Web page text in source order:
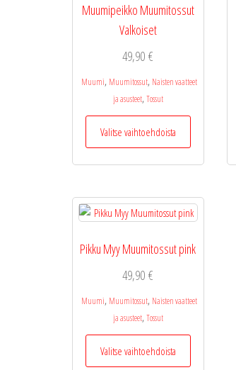
Muumipeikko Muumitossut
Valkoiset
49,90€
Muumi, Muumitossut, Naisten vaatteet
ja asusteet, Tossut
Valitse vaihtoehdoista
Tällä
Voit
tehdä
tuotteen
Pikku Myy Muumitossut pink
49,90€
Muumi, Muumitossut, Naisten vaatteet
ja asusteet, Tossut
Valitse vaihtoehdoista
Tällä